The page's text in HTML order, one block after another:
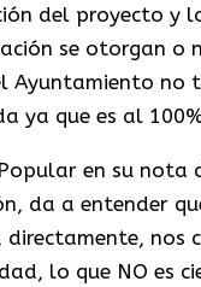
del proyecto y
se otorgan o
Ayuntamiento no
ya que es al
en su nota
da a entender
directamente, nos
lo que NO es